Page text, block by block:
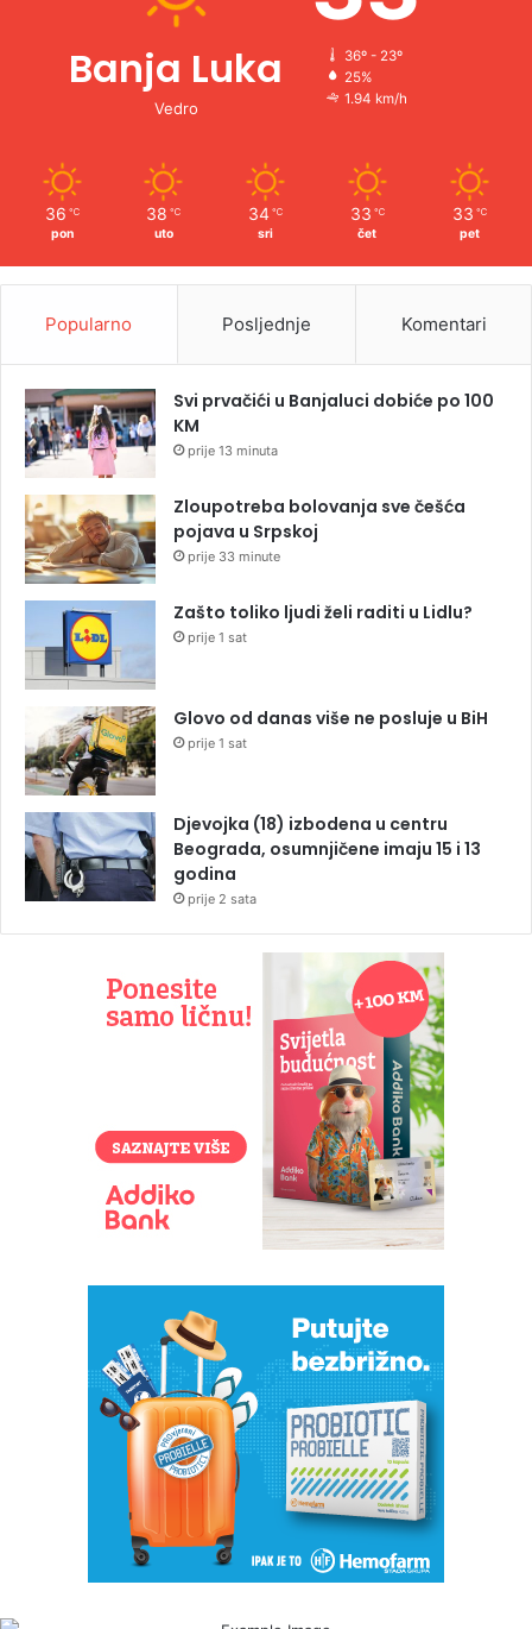
Banja Luka
Vedro
36º - 23º
25%
1.94 km/h
36 ℃
pon
38 ℃
uto
34 ℃
sri
33 ℃
čet
33 ℃
pet
Popularno Posljednje Komentari
Svi prvačići u Banjaluci dobiće po 100
KM
prije 13 minuta
Zloupotreba bolovanja sve češća
pojava u Srpskoj
prije 33 minute
Zašto toliko ljudi želi raditi u Lidlu?
prije 1 sat
Glovo od danas više ne posluje u BiH
prije 1 sat
Djevojka (18) izbodena u centru
Beograda, osumnjičene imaju 15 i 13
godina
prije 2 sata